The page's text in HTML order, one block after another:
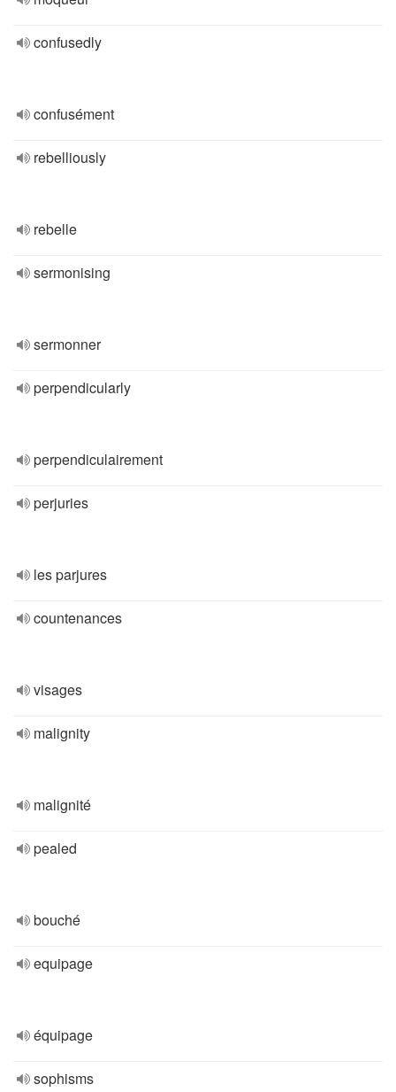
confusedly
confusément
rebelliously
rebelle
sermonising
sermonner
perpendicularly
perpendiculairement
perjuries
les parjures
countenances
visages
malignity
malignité
pealed
bouché
equipage
équipage
sophisms